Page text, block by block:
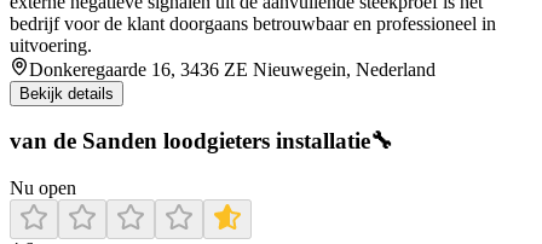
bedrijf voor de klant doorgaans betrouwbaar en professioneel in
uitvoering.
Donkeregaarde 16, 3436 ZE Nieuwegein, Nederland
Bekijk details
van de Sanden loodgieters installatie🔧
Nu open